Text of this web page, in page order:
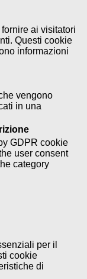
ai visitatori
Questi cookie
informazioni
vengono
in una
GDPR cookie
user consent
category
per il
cookie
di